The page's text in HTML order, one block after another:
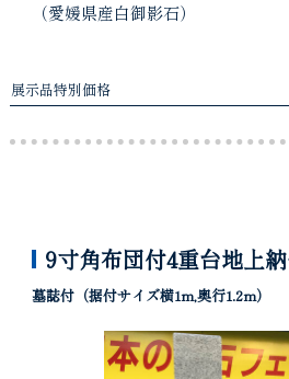
（愛媛県産白御影石）
展示品特別価格
9寸角布団付4重台地上
墓誌付（据付サイズ横1m,奥行1.2m）